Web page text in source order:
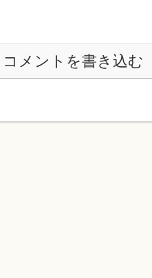
コメントを書き込む